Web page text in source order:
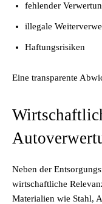
fehlender
illegale
Haftungsrisiken
Eine transparente
Neben der
wirtschaftliche
Materialien wie Stahl,